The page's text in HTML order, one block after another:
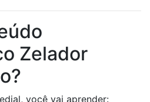
Zelador
você vai aprender: